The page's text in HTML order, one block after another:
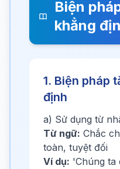
Biện
khẳng
1. Biện pháp
định
a) Sử dụng từ
Từ ngữ: Chắc
toàn, tuyệt đối
Ví dụ: 'Chúng ta